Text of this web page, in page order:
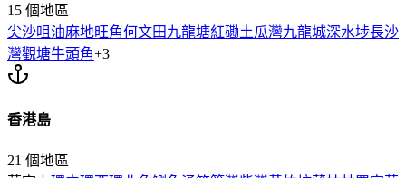
15 個地區
尖沙咀 油麻地旺角何文田九龍塘紅磡土瓜灣九龍城深水埗長沙
灣觀塘牛頭角+3
香港島
21 個地區